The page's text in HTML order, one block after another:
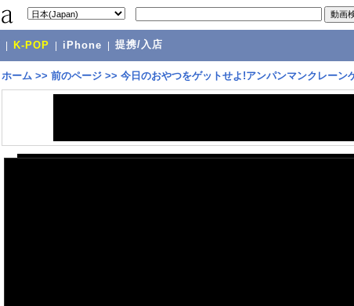
K-POP iPhone 提携/入店
ホーム >> 前のページ >> 今日のおやつをゲットせよ!アンパンマンクレーン